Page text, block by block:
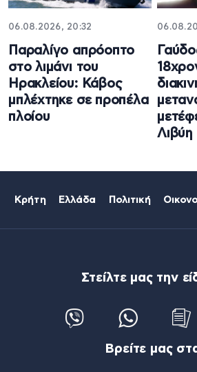
06.08.2026, 20:32
Παραλίγο απρόοπτο
στο λιμάνι του
Ηρακλείου: Κάβος
μπλέχτηκε σε προπέλα
πλοίου
Λιβύη
Κρήτη Ελλάδα Πολιτική
Στείλτε μας την
Βρείτε μας